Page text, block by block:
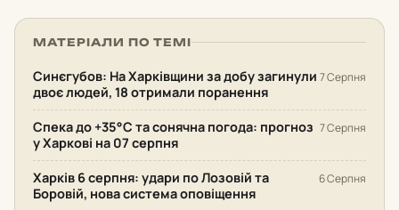
МАТЕРІАЛИ ПО ТЕМІ
Синєгубов: На Харківщини за добу загинули
двоє людей, 18 отримали поранення
7 Серпня
Спека до +35°С та сонячна погода: прогноз
у Харкові на 07 серпня
7 Серпня
Харків 6 серпня: удари по Лозовій та
Боровій, нова система оповіщення
6 Серпня